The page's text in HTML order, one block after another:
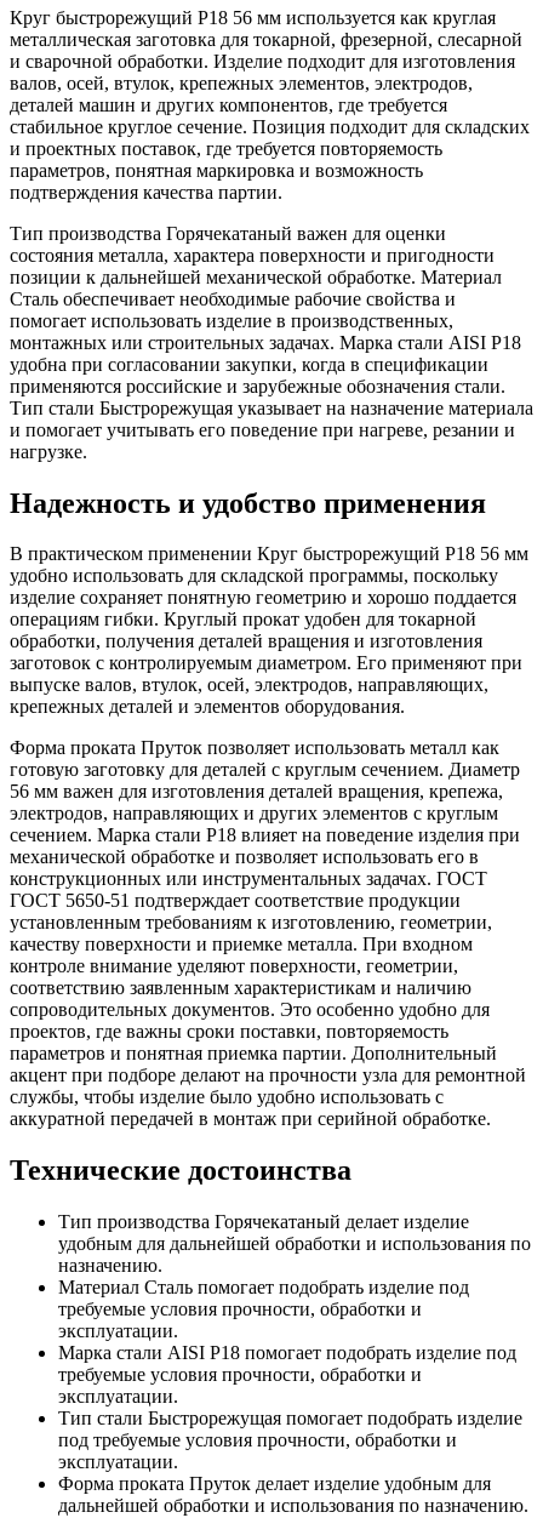
Круг быстрорежущий Р18 56 мм используется как круглая
металлическая заготовка для токарной, фрезерной, слесарной
и сварочной обработки. Изделие подходит для изготовления
валов, осей, втулок, крепежных элементов, электродов,
деталей машин и других компонентов, где требуется
стабильное круглое сечение. Позиция подходит для складских
и проектных поставок, где требуется повторяемость
параметров, понятная маркировка и возможность
подтверждения качества партии.
Тип производства Горячекатаный важен для оценки
состояния металла, характера поверхности и пригодности
позиции к дальнейшей механической обработке. Материал
Сталь обеспечивает необходимые рабочие свойства и
помогает использовать изделие в производственных,
монтажных или строительных задачах. Марка стали AISI Р18
удобна при согласовании закупки, когда в спецификации
применяются российские и зарубежные обозначения стали.
Тип стали Быстрорежущая указывает на назначение материала
и помогает учитывать его поведение при нагреве, резании и
нагрузке.
Надежность и удобство применения
В практическом применении Круг быстрорежущий Р18 56 мм
удобно использовать для складской программы, поскольку
изделие сохраняет понятную геометрию и хорошо поддается
операциям гибки. Круглый прокат удобен для токарной
обработки, получения деталей вращения и изготовления
заготовок с контролируемым диаметром. Его применяют при
выпуске валов, втулок, осей, электродов, направляющих,
крепежных деталей и элементов оборудования.
Форма проката Пруток позволяет использовать металл как
готовую заготовку для деталей с круглым сечением. Диаметр
56 мм важен для изготовления деталей вращения, крепежа,
электродов, направляющих и других элементов с круглым
сечением. Марка стали Р18 влияет на поведение изделия при
механической обработке и позволяет использовать его в
конструкционных или инструментальных задачах. ГОСТ
ГОСТ 5650-51 подтверждает соответствие продукции
установленным требованиям к изготовлению, геометрии,
качеству поверхности и приемке металла. При входном
контроле внимание уделяют поверхности, геометрии,
соответствию заявленным характеристикам и наличию
сопроводительных документов. Это особенно удобно для
проектов, где важны сроки поставки, повторяемость
параметров и понятная приемка партии. Дополнительный
акцент при подборе делают на прочности узла для ремонтной
службы, чтобы изделие было удобно использовать с
аккуратной передачей в монтаж при серийной обработке.
Технические достоинства
Тип производства Горячекатаный делает изделие
удобным для дальнейшей обработки и использования по
назначению.
Материал Сталь помогает подобрать изделие под
требуемые условия прочности, обработки и
эксплуатации.
Марка стали AISI Р18 помогает подобрать изделие под
требуемые условия прочности, обработки и
эксплуатации.
Тип стали Быстрорежущая помогает подобрать изделие
под требуемые условия прочности, обработки и
эксплуатации.
Форма проката Пруток делает изделие удобным для
дальнейшей обработки и использования по назначению.